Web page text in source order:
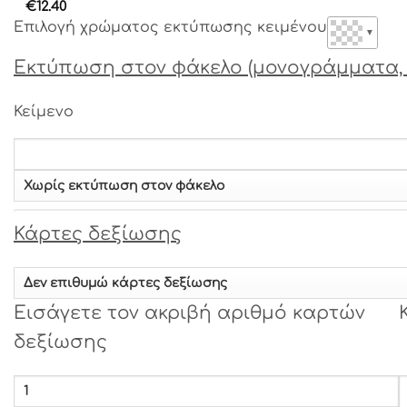
Γραμματοσειρά 10
Γραμματοσειρά 12
Γραμματοσειρά 14
Γραμματοσειρά 16
€12.40
Επιλογή χρώματος εκτύπωσης κειμένου ▼
Εκτύπωση στον φάκελο (μονογράμματα,
Κείμενο
Κάρτες δεξίωσης
Εισάγετε τον ακριβή αριθμό καρτών
δεξίωσης